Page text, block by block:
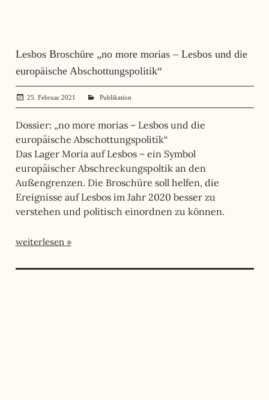
Lesbos Broschüre „no more morias – Lesbos und die
europäische Abschottungspolitik“
25. Februar 2021 administrator
Publikation
Dossier: „no more morias – Lesbos und die
europäische Abschottungspolitik“
Das Lager Moria auf Lesbos – ein Symbol
europäischer Abschreckungspoltik an den
Außengrenzen. Die Broschüre soll helfen, die
Ereignisse auf Lesbos im Jahr 2020 besser zu
verstehen und politisch einordnen zu können.
weiterlesen